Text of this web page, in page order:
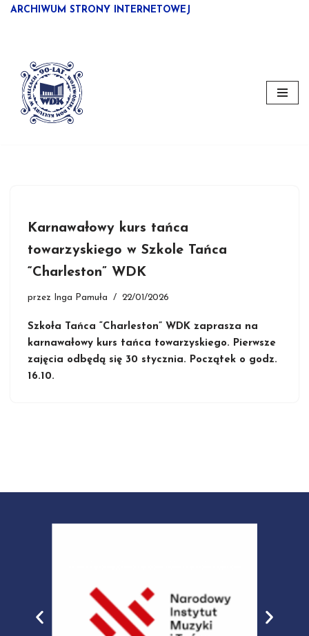
treści
ARCHIWUM STRONY INTERNETOWEJ
Karnawałowy kurs tańca
towarzyskiego w Szkole Tańca
“Charleston” WDK
przez Inga Pamuła 22/01/2026
Szkoła Tańca “Charleston” WDK zaprasza na
karnawałowy kurs tańca towarzyskiego. Pierwsze
zajęcia odbędą się 30 stycznia. Początek o godz.
16.10.